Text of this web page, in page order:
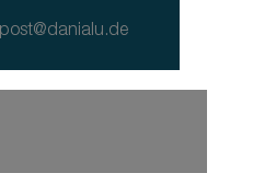
post@danialu.de